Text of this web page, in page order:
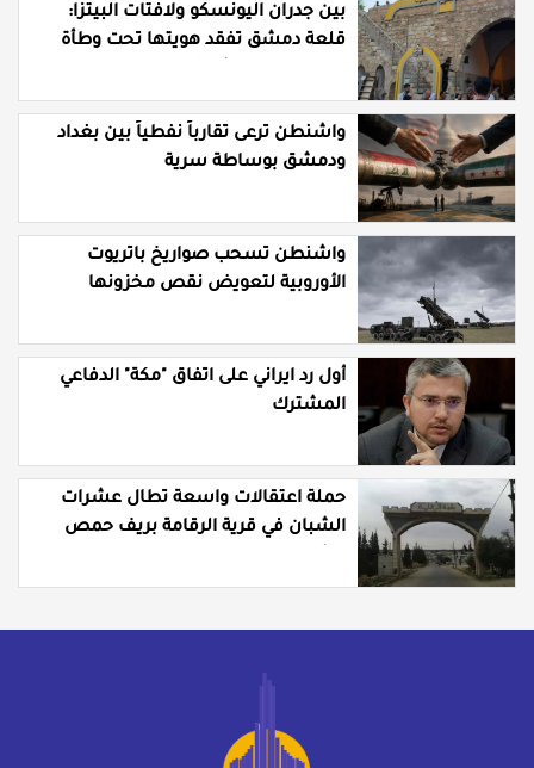
بين جدران اليونسكو ولافتات البيتزا:
قلعة دمشق تفقد هويتها تحت وطأة
واشنطن ترعى تقارباً نفطياً بين بغداد
ودمشق بوساطة سرية
واشنطن تسحب صواريخ باتريوت
الأوروبية لتعويض نقص مخزونها
أول رد ايراني على اتفاق "مكة" الدفاعي
المشترك
حملة اعتقالات واسعة تطال عشرات
الشبان في قرية الرقامة بريف حمص